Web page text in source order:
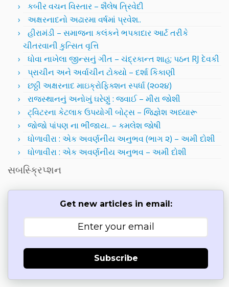
કબીર વચન વિસ્તાર – શૈલેષ ત્રિવેદી
અક્ષરનાદનો અઢારમા વર્ષમાં પ્રવેશ..
હીરામંડી – સમાજના કલંકને ભપકાદાર આર્ટ તરીકે
ચીતરવાની કુત્સિત વૃત્તિ
ધોવા નાખેલા જીન્સનું ગીત – ચંદ્રકાન્ત શાહ; પઠન RJ દેવકી
પ્રાચીન અને અર્વાચીન ટોક્યો – દર્શા કિકાણી
છઠ્ઠી અક્ષરનાદ માઇક્રોફિક્શન સ્પર્ધા (૨૦૨૪)
રાજસ્થાનનું અનોખું ઘરેણું : જવાઈ – મીરા જોશી
ટ્વિટરના કેટલાક ઉપયોગી બોટ્સ – જિજ્ઞેશ અધ્યારૂ
જોજો પાંપણ ના ભીંજાય.. – કમલેશ જોષી
ધોળાવીરા : એક અવર્ણનીય અનુભવ (ભાગ ૨) – અમી દોશી
ધોળાવીરા : એક અવર્ણનીય અનુભવ – અમી દોશી
સબસ્ક્રિપ્શન
Get new articles in email:
Subscribe